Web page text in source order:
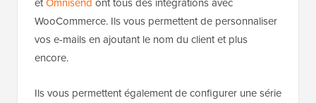
WooCommerce. Ils vous permettent de personnaliser
vos e-mails en ajoutant le nom du client et plus
encore.
Ils vous permettent également de configurer une série